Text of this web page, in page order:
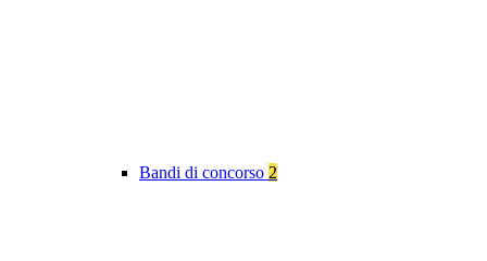
Bandi di concorso 2